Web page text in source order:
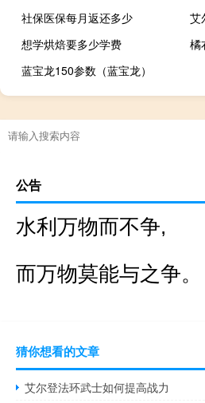
社保医保每月返还多少
艾
想学烘焙要多少学费
橘
蓝宝龙150参数（蓝宝龙）
公告
水利万物而不争,
而万物莫能与之争。
猜你想看的文章
艾尔登法环武士如何提高战力